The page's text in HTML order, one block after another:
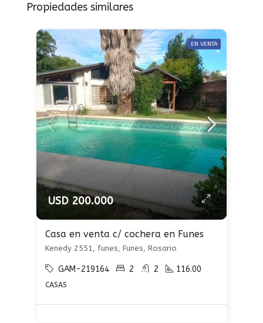
Propiedades similares
EN VENTA
USD 200.000
Casa en venta c/ cochera en Funes
Kenedy 2551, funes, Funes, Rosario
GAM-219164 2 2 116.00
CASAS